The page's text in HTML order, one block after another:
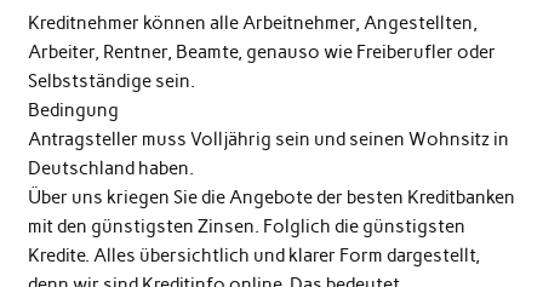
Kreditnehmer können alle Arbeitnehmer, Angestellten,
Arbeiter, Rentner, Beamte, genauso wie Freiberufler oder
Selbstständige sein.
Bedingung
Antragsteller muss Volljährig sein und seinen Wohnsitz in
Deutschland haben.
Über uns kriegen Sie die Angebote der besten Kreditbanken
mit den günstigsten Zinsen. Folglich die günstigsten
Kredite. Alles übersichtlich und klarer Form dargestellt,